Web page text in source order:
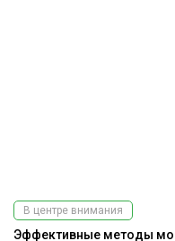
В центре внимания
Эффективные методы